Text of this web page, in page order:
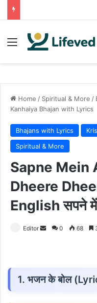
Menu
Home / Spiritual & More /
Kanhaiya Bhajan with Lyrics
Bhajans with Lyrics
Spiritual & More
Sapne Mein
Dheere
English सपने में
Editor
Send0 68
1. भजन के बोल